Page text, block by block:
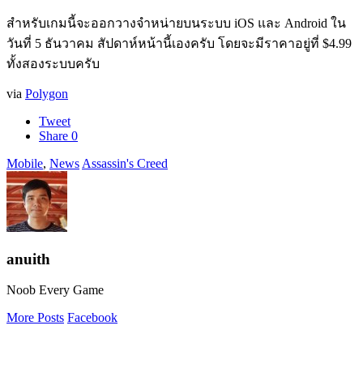
สำหรับเกมนี้จะออกวางจำหน่ายบนระบบ iOS และ Android ใน
วันที่ 5 ธันวาคม สัปดาห์หน้านี้เองครับ โดยจะมีราคาอยู่ที่ $4.99
ทั้งสองระบบครับ
via Polygon
Tweet
Share 0
Mobile, News Assassin's Creed
anuith
Noob Every Game
More Posts Facebook